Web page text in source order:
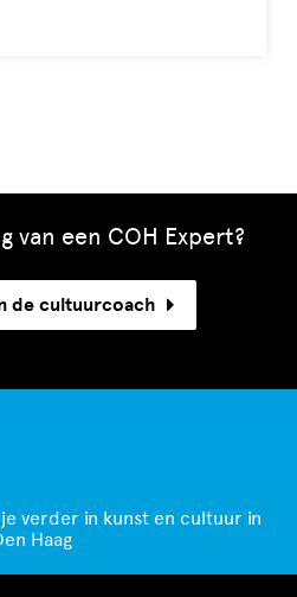
van een COH Expert?
de cultuurcoach
verder in kunst en cultuur in
Haag